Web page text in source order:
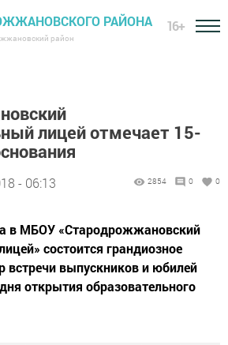
РАЙОНА
район
16+
лицей отмечает 15-
- 06:13 2854 0 0
в МБОУ «Стародрожжановский
состоится грандиозное
встречи выпускников и юбилей
открытия образовательного